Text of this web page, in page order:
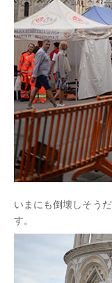
いまにも倒壊しそう
す。